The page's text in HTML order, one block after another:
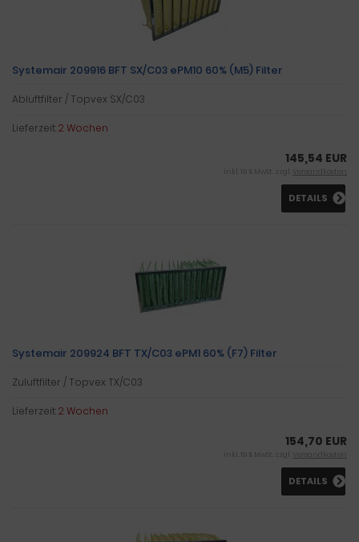
Systemair 209916 BFT SX/C03 ePM10 60% (M5) Filter
Abluftfilter / Topvex SX/C03
Lieferzeit:2 Wochen
145,54 EUR
inkl. 19 % MwSt. zzgl. Versandkosten
DETAILS
Systemair 209924 BFT TX/C03 ePM1 60% (F7) Filter
Zuluftfilter / Topvex TX/C03
Lieferzeit:2 Wochen
154,70 EUR
inkl. 19 % MwSt. zzgl. Versandkosten
DETAILS